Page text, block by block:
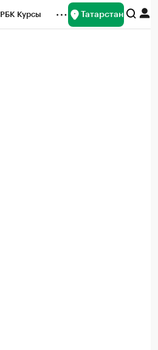
РБК Курсы Татарстан